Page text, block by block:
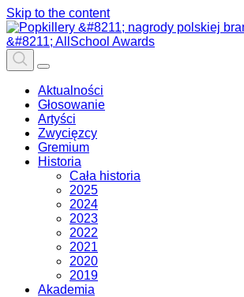
Skip to the content
Aktualności
Głosowanie
Artyści
Zwycięzcy
Gremium
Historia
Cała historia
2025
2024
2023
2022
2021
2020
2019
Akademia